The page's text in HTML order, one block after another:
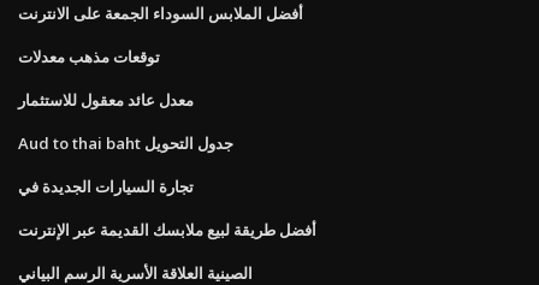
أفضل الملابس السوداء الجمعة على الانترنت
توقعات مذهب معدلات
معدل عائد معقول للاستثمار
Aud to thai baht جدول التحويل
تجارة السيارات الجديدة في
أفضل طريقة لبيع ملابسك القديمة عبر الإنترنت
الصينية العلاقة الأسرية الرسم البياني